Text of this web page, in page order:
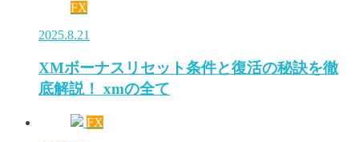
FX
2025.8.21
XMボーナスリセット条件と復活の秘訣を徹
底解説！ xmの全て
FX